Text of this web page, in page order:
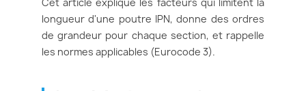
longueur d'une poutre IPN, donne des ordres
de grandeur pour chaque section, et rappelle
les normes applicables (Eurocode 3).